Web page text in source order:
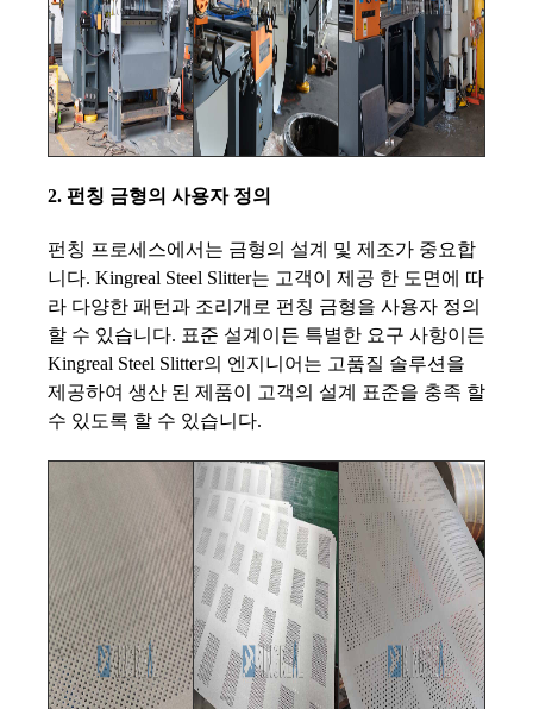
2. 펀칭 금형의 사용자 정의
펀칭 프로세스에서는 금형의 설계 및 제조가 중요합
니다. Kingreal Steel Slitter는 고객이 제공 한 도면에 따
라 다양한 패턴과 조리개로 펀칭 금형을 사용자 정의
할 수 있습니다. 표준 설계이든 특별한 요구 사항이든
Kingreal Steel Slitter의 엔지니어는 고품질 솔루션을
제공하여 생산 된 제품이 고객의 설계 표준을 충족 할
수 있도록 할 수 있습니다.